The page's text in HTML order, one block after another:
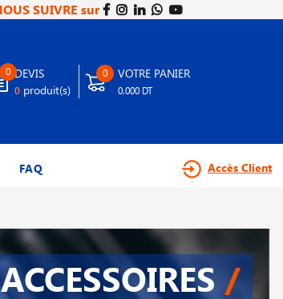
SUIVRE sur
0 DEVIS
0 produit(s)
0 VOTRE PANIER
0.000 DT
FAQ Accès Client
/